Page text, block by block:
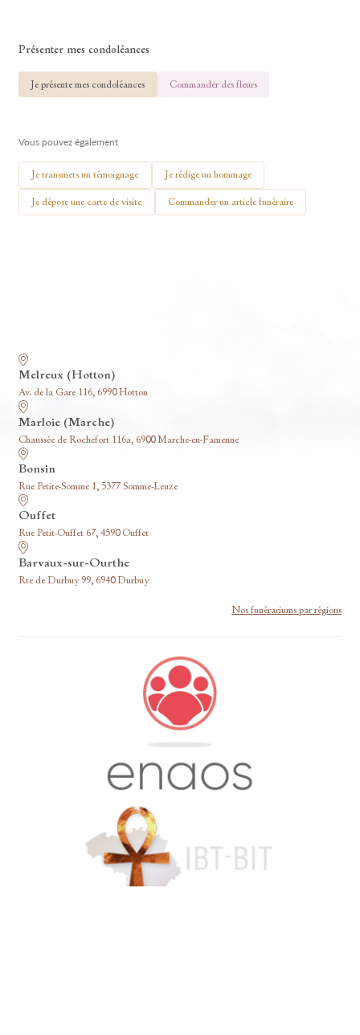
Présenter mes condoléances
Je présente mes condoléances Commander des fleurs
Vous pouvez également
Je transmets un témoignage Je rédige un hommage
Je dépose une carte de visite Commander un article funéraire
Melreux (Hotton)
Av. de la Gare 116, 6990 Hotton
Marloie (Marche)
Chaussée de Rochefort 116a, 6900 Marche-en-Famenne
Bonsin
Rue Petite-Somme 1, 5377 Somme-Leuze
Ouffet
Rue Petit-Ouffet 67, 4590 Ouffet
Barvaux-sur-Ourthe
Rte de Durbuy 99, 6940 Durbuy
Nos funérariums par régions